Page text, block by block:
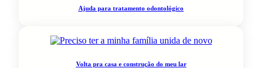
Ajuda para tratamento odontológico
Volta pra casa e construção do meu lar